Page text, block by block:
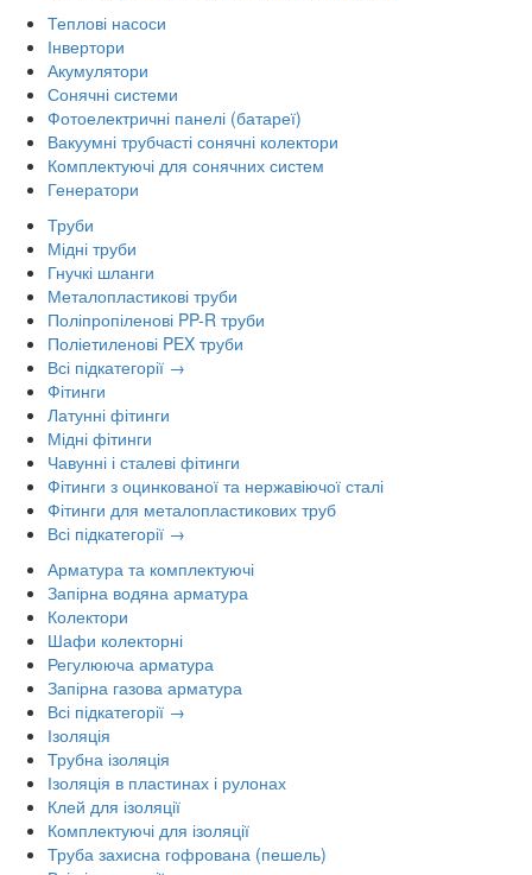
Теплові насоси
Інвертори
Акумулятори
Сонячні системи
Фотоелектричні панелі (батареї)
Вакуумні трубчасті сонячні колектори
Комплектуючі для сонячних систем
Генератори
Труби
Мідні труби
Гнучкі шланги
Металопластикові труби
Поліпропіленові PP-R труби
Поліетиленові PEX труби
Всі підкатегорії →
Фітинги
Латунні фітинги
Мідні фітинги
Чавунні і сталеві фітинги
Фітинги з оцинкованої та нержавіючої сталі
Фітинги для металопластикових труб
Всі підкатегорії →
Арматура та комплектуючі
Запірна водяна арматура
Колектори
Шафи колекторні
Регулююча арматура
Запірна газова арматура
Всі підкатегорії →
Ізоляція
Трубна ізоляція
Ізоляція в пластинах і рулонах
Клей для ізоляції
Комплектуючі для ізоляції
Труба захисна гофрована (пешель)